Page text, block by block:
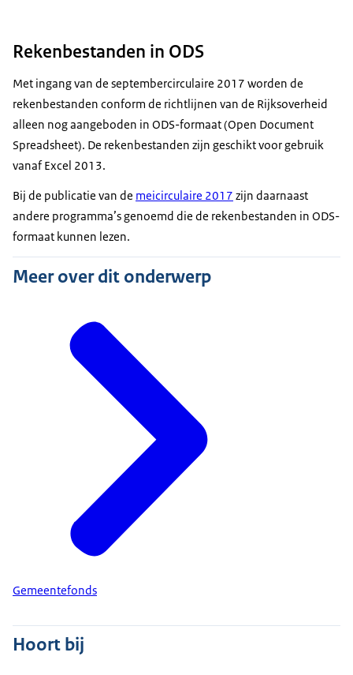
Rekenbestanden in ODS
Met ingang van de septembercirculaire 2017 worden de
rekenbestanden conform de richtlijnen van de Rijksoverheid
alleen nog aangeboden in ODS-formaat (Open Document
Spreadsheet). De rekenbestanden zijn geschikt voor gebruik
vanaf Excel 2013.
Bij de publicatie van de meicirculaire 2017 zijn daarnaast
andere programma’s genoemd die de rekenbestanden in ODS-
formaat kunnen lezen.
Meer over dit onderwerp
Gemeentefonds
Hoort bij